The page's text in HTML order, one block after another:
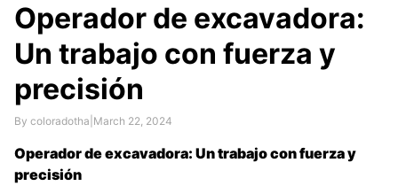
Operador de excavadora:
Un trabajo con fuerza y
precisión
By coloradotha March 22, 2024
Operador de excavadora: Un trabajo con fuerza y
precisión